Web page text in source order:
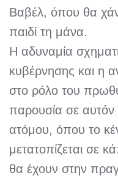
Βαβέλ, όπου θα
παιδί τη μάνα.
Η αδυναμία
κυβέρνησης και η
στο ρόλο του
παρουσία σε
ατόμου, όπου το
μετατοπίζεται σε
θα έχουν στην